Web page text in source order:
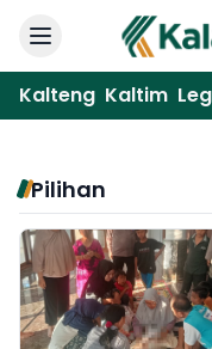
Kalteng Kaltim
Pilihan